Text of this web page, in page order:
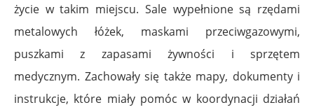
życie w takim miejscu. Sale wypełnione są rzędami
metalowych łóżek, maskami przeciwgazowymi,
puszkami z zapasami żywności i sprzętem
medycznym. Zachowały się także mapy, dokumenty i
instrukcje, które miały pomóc w koordynacji działań